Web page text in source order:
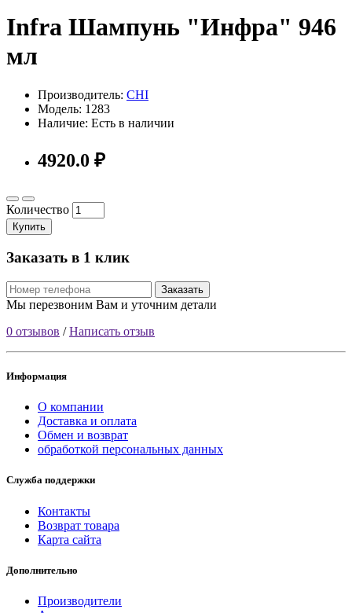
Infra Шампунь "Инфра" 946
мл
Производитель: CHI
Модель: 1283
Наличие: Есть в наличии
4920.0 ₽
Количество
Купить
Заказать в 1 клик
Заказать
Мы перезвоним Вам и уточним детали
0 отзывов /Написать отзыв
Информация
О компании
Доставка и оплата
Обмен и возврат
обработкой персональных данных
Служба поддержки
Контакты
Возврат товара
Карта сайта
Дополнительно
Производители